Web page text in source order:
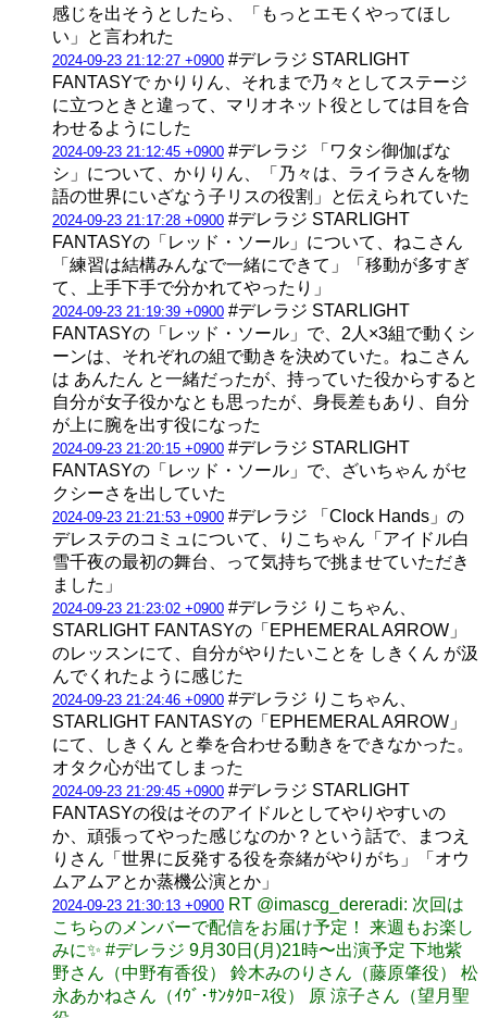
感じを出そうとしたら、「もっとエモくやってほし
い」と言われた
2024-09-23 21:12:27 +0900 #デレラジ STARLIGHT
FANTASYで かりりん、それまで乃々としてステージ
に立つときと違って、マリオネット役としては目を合
わせるようにした
2024-09-23 21:12:45 +0900 #デレラジ 「ワタシ御伽ばな
シ」について、かりりん、「乃々は、ライラさんを物
語の世界にいざなう子リスの役割」と伝えられていた
2024-09-23 21:17:28 +0900 #デレラジ STARLIGHT
FANTASYの「レッド・ソール」について、ねこさん
「練習は結構みんなで一緒にできて」「移動が多すぎ
て、上手下手で分かれてやったり」
2024-09-23 21:19:39 +0900 #デレラジ STARLIGHT
FANTASYの「レッド・ソール」で、2人×3組で動くシ
ーンは、それぞれの組で動きを決めていた。ねこさん
は あんたん と一緒だったが、持っていた役からすると
自分が女子役かなとも思ったが、身長差もあり、自分
が上に腕を出す役になった
2024-09-23 21:20:15 +0900 #デレラジ STARLIGHT
FANTASYの「レッド・ソール」で、ざいちゃん がセ
クシーさを出していた
2024-09-23 21:21:53 +0900 #デレラジ 「Clock Hands」の
デレステのコミュについて、りこちゃん「アイドル白
雪千夜の最初の舞台、って気持ちで挑ませていただき
ました」
2024-09-23 21:23:02 +0900 #デレラジ りこちゃん、
STARLIGHT FANTASYの「EPHEMERAL AЯROW」
のレッスンにて、自分がやりたいことを しきくん が汲
んでくれたように感じた
2024-09-23 21:24:46 +0900 #デレラジ りこちゃん、
STARLIGHT FANTASYの「EPHEMERAL AЯROW」
にて、しきくん と拳を合わせる動きをできなかった。
オタク心が出てしまった
2024-09-23 21:29:45 +0900 #デレラジ STARLIGHT
FANTASYの役はそのアイドルとしてやりやすいの
か、頑張ってやった感じなのか？という話で、まつえ
りさん「世界に反発する役を奈緒がやりがち」「オウ
ムアムアとか蒸機公演とか」
2024-09-23 21:30:13 +0900 RT @imascg_dereradi: 次回は
こちらのメンバーで配信をお届け予定！ 来週もお楽し
みに✨ #デレラジ 9月30日(月)21時〜出演予定 下地紫
野さん（中野有香役） 鈴木みのりさん（藤原肇役） 松
永あかねさん（ｲｳﾞ･ｻﾝﾀｸﾛｰｽ役） 原 涼子さん（望月聖